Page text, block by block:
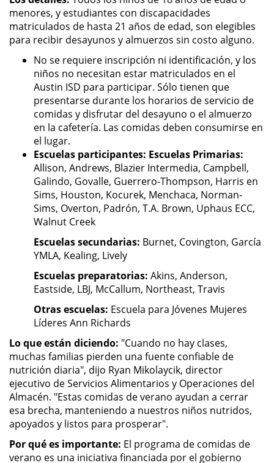
menores, y estudiantes con discapacidades
matriculados de hasta 21 años de edad, son elegibles
para recibir desayunos y almuerzos sin costo alguno.
No se requiere inscripción ni identificación, y los
niños no necesitan estar matriculados en el
Austin ISD para participar. Sólo tienen que
presentarse durante los horarios de servicio de
comidas y disfrutar del desayuno o el almuerzo
en la cafetería. Las comidas deben consumirse en
el lugar.
Escuelas participantes: Escuelas Primarias:
Allison, Andrews, Blazier Intermedia, Campbell,
Galindo, Govalle, Guerrero-Thompson, Harris en
Sims, Houston, Kocurek, Menchaca, Norman-
Sims, Overton, Padrón, T.A. Brown, Uphaus ECC,
Walnut Creek
Escuelas secundarias: Burnet, Covington, García
YMLA, Kealing, Lively
Escuelas preparatorias: Akins, Anderson,
Eastside, LBJ, McCallum, Northeast, Travis
Otras escuelas: Escuela para Jóvenes Mujeres
Líderes Ann Richards
Lo que están diciendo: "Cuando no hay clases,
muchas familias pierden una fuente confiable de
nutrición diaria", dijo Ryan Mikolaycik, director
ejecutivo de Servicios Alimentarios y Operaciones del
Almacén. "Estas comidas de verano ayudan a cerrar
esa brecha, manteniendo a nuestros niños nutridos,
apoyados y listos para prosperar".
Por qué es importante: El programa de comidas de
verano es una iniciativa financiada por el gobierno